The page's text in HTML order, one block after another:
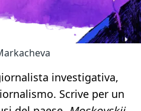
investigativa,
Scrive per un